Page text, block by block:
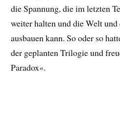
die Spannung, die im letzten
weiter halten und die Welt
ausbauen kann. So oder so
der geplanten Trilogie und
Paradox«.